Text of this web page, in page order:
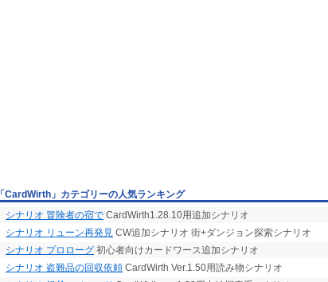
「CardWirth」カテゴリーの人気ランキング
シナリオ 冒険者の宿で CardWirth1.28.10用追加シナリオ
シナリオ リューン再発見 CW追加シナリオ 街+ダンジョン探索シナリオ
シナリオ プロローグ 初心者向けカードワース追加シナリオ
シナリオ 盗難品の回収依頼 CardWirth Ver.1.50用読み物シナリオ